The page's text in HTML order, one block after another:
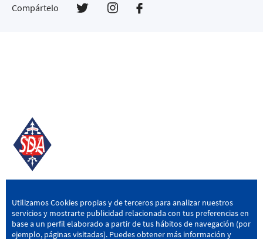
Compártelo
SD AMOREBIETA
San Miguel Kalea, 16, 48340 Amorebieta, Bizkaia
Utilizamos Cookies propias y de terceros para analizar nuestros
servicios y mostrarte publicidad relacionada con tus preferencias en
base a un perfil elaborado a partir de tus hábitos de navegación (por
ejemplo, páginas visitadas). Puedes obtener más información y